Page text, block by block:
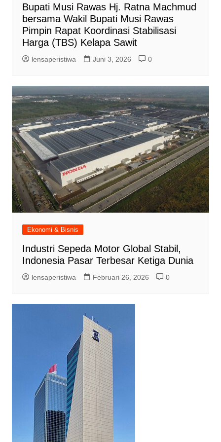
Bupati Musi Rawas Hj. Ratna Machmud
bersama Wakil Bupati Musi Rawas
Pimpin Rapat Koordinasi Stabilisasi
Harga (TBS) Kelapa Sawit
lensaperistiwa Juni 3, 2026 0
Ekonomi & Bisnis
Industri Sepeda Motor Global Stabil,
Indonesia Pasar Terbesar Ketiga Dunia
lensaperistiwa Februari 26, 2026 0